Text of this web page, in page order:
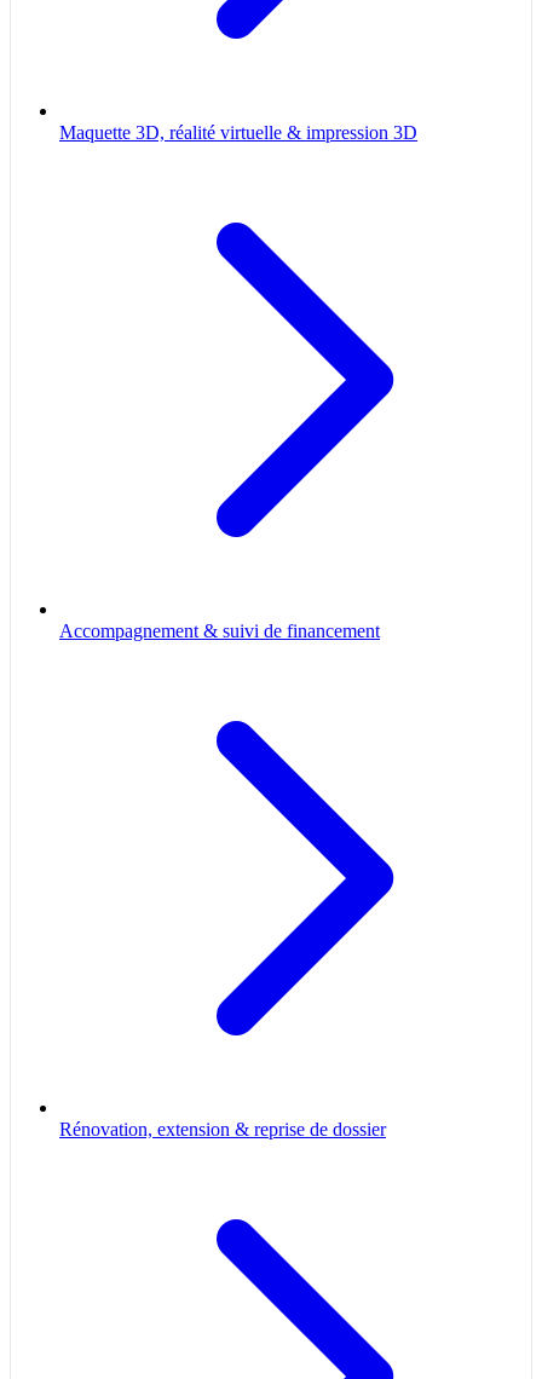
Maquette 3D, réalité virtuelle & impression 3D
Accompagnement & suivi de financement
Rénovation, extension & reprise de dossier